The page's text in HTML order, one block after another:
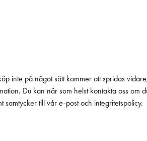
inte på något sätt kommer att spridas
Du kan när som helst kontakta oss
till vår e-post och integritetspolicy.